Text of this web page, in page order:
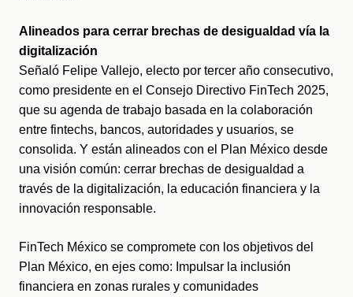
Alineados para cerrar brechas de desigualdad vía la
digitalización
Señaló Felipe Vallejo, electo por tercer año consecutivo,
como presidente en el Consejo Directivo FinTech 2025,
que su agenda de trabajo basada en la colaboración
entre fintechs, bancos, autoridades y usuarios, se
consolida. Y están alineados con el Plan México desde
una visión común: cerrar brechas de desigualdad a
través de la digitalización, la educación financiera y la
innovación responsable.
FinTech México se compromete con los objetivos del
Plan México, en ejes como: Impulsar la inclusión
financiera en zonas rurales y comunidades